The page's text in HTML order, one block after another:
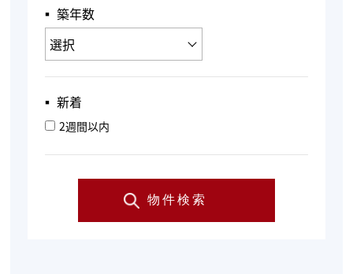
▪︎ 築年数
▪︎ 新着
2週間以内
物件検索